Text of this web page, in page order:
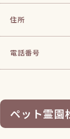
住所
電話番号
ペット霊園